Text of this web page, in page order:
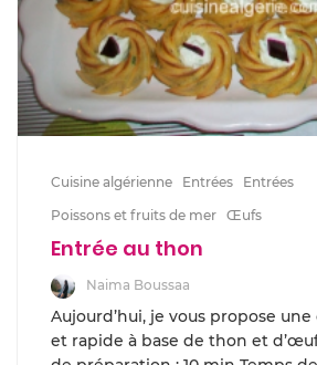
Cuisine algérienne Entrées
Entrées
Poissons et fruits de mer Œufs
Entrée au thon
Naima Boussaa
Aujourd’hui, je vous propose
et rapide à base de thon et